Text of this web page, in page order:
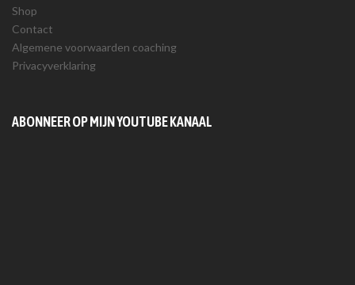
Shop
Contact
Algemene voorwaarden coaching
Privacyverklaring
ABONNEER OP MIJN YOUTUBE KANAAL